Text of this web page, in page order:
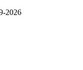
2026